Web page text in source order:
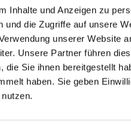
Inhalte und Anzeigen zu
und die Zugriffe auf unsere
unserer Website
Unsere Partner führen
die Sie ihnen bereitgestellt
haben. Sie geben
umfangreichen
wurde wir bereits
– unter anderem
BELLEVUE als „Best
vom FOCUS als „Top-
sowie der DIM mit dem
Dienstleister Award“ für